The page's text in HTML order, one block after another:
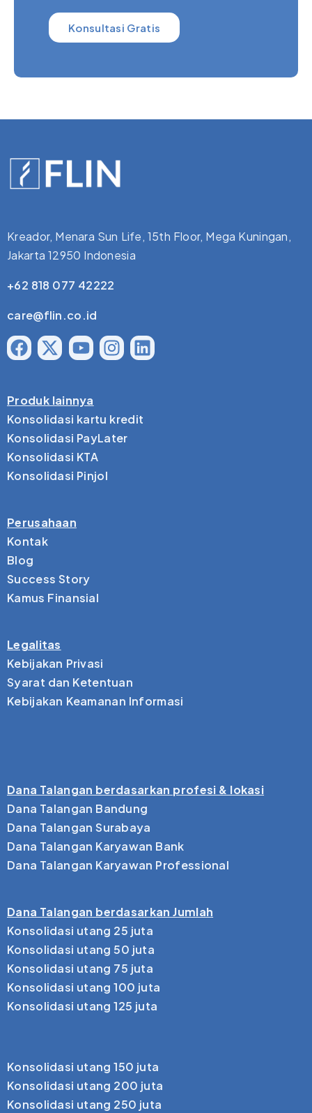
Konsultasi Gratis
Kreador, Menara Sun Life, 15th Floor, Mega Kuningan,
Jakarta 12950 Indonesia
+62 818 077 42222
care@flin.co.id
Produk lainnya
Konsolidasi kartu kredit
Konsolidasi PayLater
Konsolidasi KTA
Konsolidasi Pinjol
Perusahaan
Kontak
Blog
Success Story
Kamus Finansial
Legalitas
Kebijakan Privasi
Syarat dan Ketentuan
Kebijakan Keamanan Informasi
Dana Talangan berdasarkan profesi & lokasi
Dana Talangan Bandung
Dana Talangan Surabaya
Dana Talangan Karyawan Bank
Dana Talangan Karyawan Professional
Dana Talangan berdasarkan Jumlah
Konsolidasi utang 25 juta
Konsolidasi utang 50 juta
Konsolidasi utang 75 juta
Konsolidasi utang 100 juta
Konsolidasi utang 125 juta
Konsolidasi utang 150 juta
Konsolidasi utang 200 juta
Konsolidasi utang 250 juta